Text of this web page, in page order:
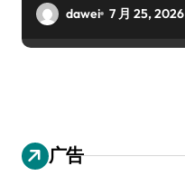
dawei 7 月 25, 2026
广告